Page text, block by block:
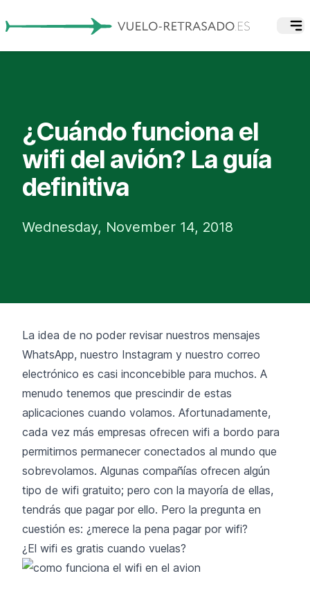
¿Cuándo funciona el
wifi del avión? La guía
definitiva
Wednesday, November 14, 2018
La idea de no poder revisar nuestros mensajes
WhatsApp, nuestro Instagram y nuestro correo
electrónico es casi inconcebible para muchos. A
menudo tenemos que prescindir de estas
aplicaciones cuando volamos. Afortunadamente,
cada vez más empresas ofrecen wifi a bordo para
permitirnos permanecer conectados al mundo que
sobrevolamos. Algunas compañías ofrecen algún
tipo de wifi gratuito; pero con la mayoría de ellas,
tendrás que pagar por ello. Pero la pregunta en
cuestión es: ¿merece la pena pagar por wifi?
¿El wifi es gratis cuando vuelas?